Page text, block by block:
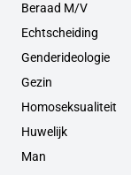
Beraad M/V
Echtscheiding
Genderideologie
Gezin
Homoseksualiteit
Huwelijk
Man